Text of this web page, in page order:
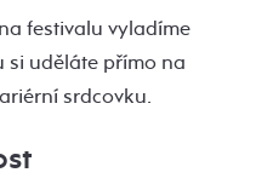
festivalu vyladíme
si uděláte přímo na
srdcovku.